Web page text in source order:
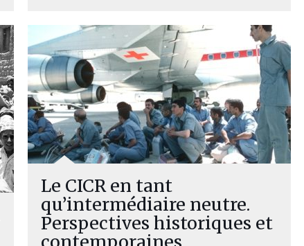
Le CICR en tant
qu’intermédiaire neutre.
Perspectives historiques et